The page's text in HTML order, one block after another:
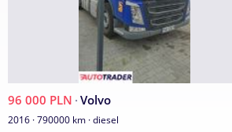
96 000 PLN ·Volvo
2016 · 790000 km · diesel